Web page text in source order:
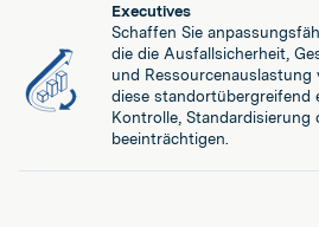
Executives
Schaffen Sie
die die Ausfallsicherheit,
und Ressourcenauslastung
diese standortübergreifend
Kontrolle, Standardisierung
beeinträchtigen.